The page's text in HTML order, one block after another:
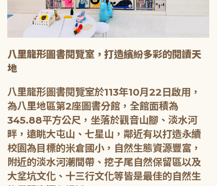
八里龍形圖書閱覽室，打造繽紛多彩的閱讀天
地
八里龍形圖書閱覽室於113年10月22日啟用，
為八里地區第2座圖書分館，全館面積為
345.88平方公尺，坐落於觀音山腳、淡水河
畔，遠眺大屯山、七星山，鄰近有以打造永續
校園為目標的米倉國小，自然生態資源豐富，
附近的淡水河潮間帶、挖子尾自然保留區以及
大坌坑文化、十三行文化等皆是最佳的自然生